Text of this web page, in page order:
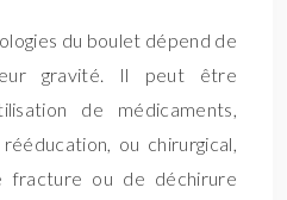
du boulet dépend de
gravité. Il peut être
de médicaments,
ou chirurgical,
fracture ou de déchirure